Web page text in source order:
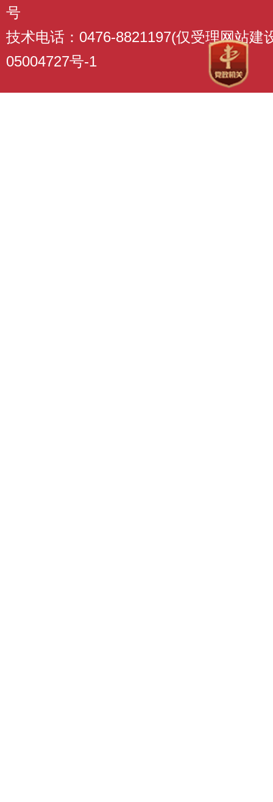
号
技术电话：0476-8821197(仅受理网站建
05004727号-1